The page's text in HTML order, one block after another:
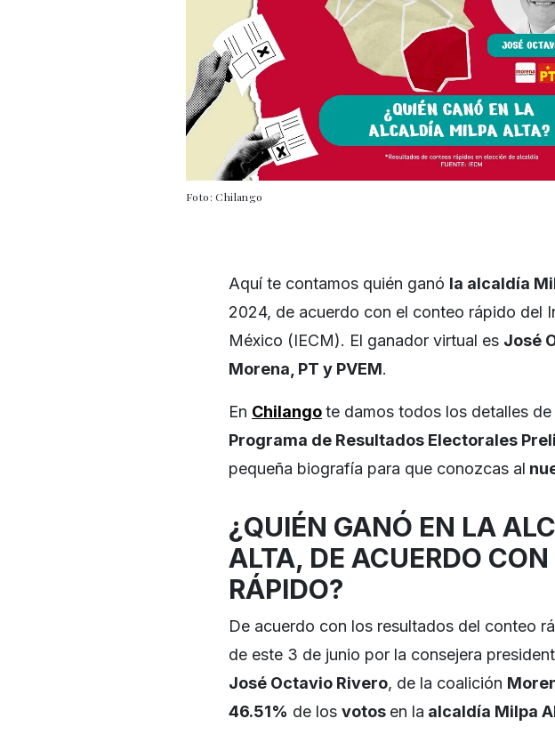
Foto: Chilango
Aquí te contamos quién ganó la alcaldía
2024, de acuerdo con el conteo rápido del
México (IECM). El ganador virtual es José
Morena, PT y PVEM.
En Chilangote damos todos los detalles
Programa de Resultados Electorales
pequeña biografía para que conozcas al
¿QUIÉN GANÓ EN LA
ALTA, DE ACUERDO
RÁPIDO?
De acuerdo con los resultados del conteo
de este 3 de junio por la consejera
José Octavio Rivero, de la coalición
46.51% de los votos en la alcaldía Milpa